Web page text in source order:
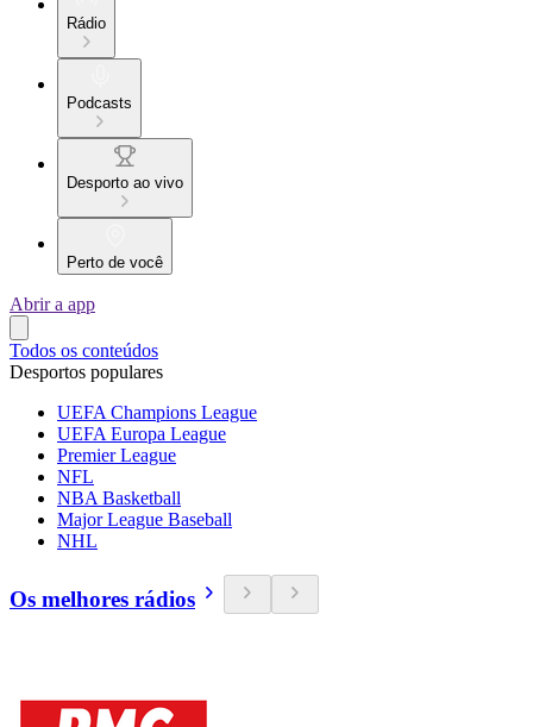
Rádio
Podcasts
Desporto ao vivo
Perto de você
Abrir a app
Todos os conteúdos
Desportos populares
UEFA Champions League
UEFA Europa League
Premier League
NFL
NBA Basketball
Major League Baseball
NHL
Os melhores rádios